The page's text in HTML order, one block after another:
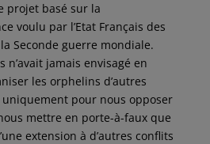
projet basé sur la
voulu par l’Etat Français des
Seconde guerre mondiale.
n’avait jamais envisagé en
les orphelins d’autres
uniquement pour nous opposer
mettre en porte-à-faux que
extension à d’autres conflits